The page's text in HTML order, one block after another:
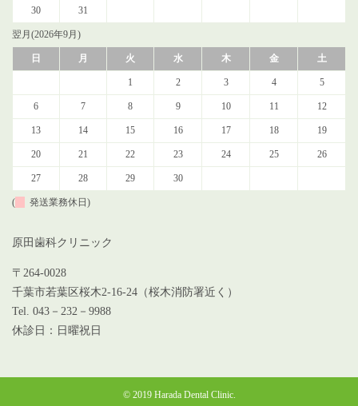
30 31
翌月(2026年9月)
日 月 火 水 木 金 土
1 2 3 4 5
6 7 8 9 10 11 12
13 14 15 16 17 18 19
20 21 22 23 24 25 26
27 28 29 30
( 発送業務休日)
原田歯科クリニック
〒264-0028
千葉市若葉区桜木2-16-24（桜木消防署近く）
Tel. 043－232－9988
休診日：日曜祝日
© 2019 Harada Dental Clinic.